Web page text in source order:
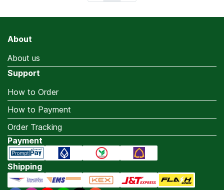
About
About us
Support
How to Order
How to Payment
Order Tracking
Payment
Shipping